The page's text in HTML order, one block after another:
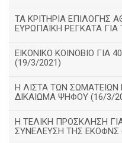
ΤΑ ΚΡΙΤΗΡΙΑ ΕΠΙΛΟΓΗΣ
ΕΥΡΩΠΑΪΚΗ ΡΕΓΚΑΤΑ ΓΙΑ
ΕΙΚΟΝΙΚΟ ΚΟΙΝΟΒΙΟ ΓΙΑ
(19/3/2021)
Η ΛΙΣΤΑ ΤΩΝ
ΔΙΚΑΙΩΜΑ ΨΗΦΟΥ (16/3/
Η ΤΕΛΙΚΗ ΠΡΟΣΚΛΗΣΗ
ΣΥΝΕΛΕΥΣΗ ΤΗΣ ΕΚΟΦΝΣ